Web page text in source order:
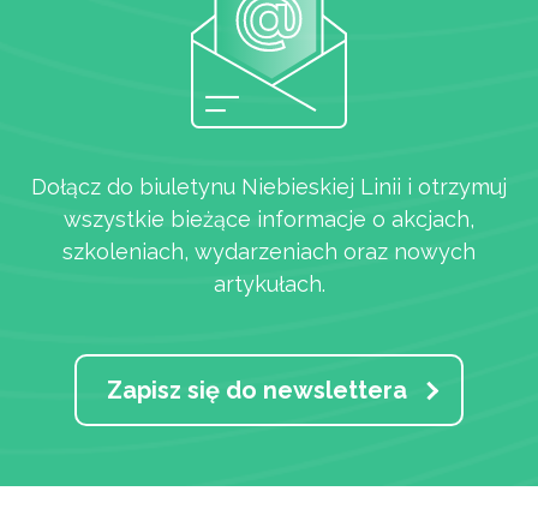
Dołącz do biuletynu Niebieskiej Linii i otrzymuj
wszystkie bieżące informacje o akcjach,
szkoleniach, wydarzeniach oraz nowych
artykułach.
Zapisz się do newslettera